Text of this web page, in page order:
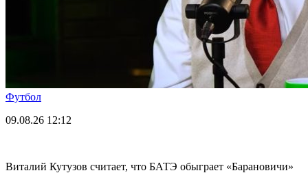
Футбол
09.08.26 12:12
Виталий Кутузов считает, что БАТЭ обыграет «Барановичи»